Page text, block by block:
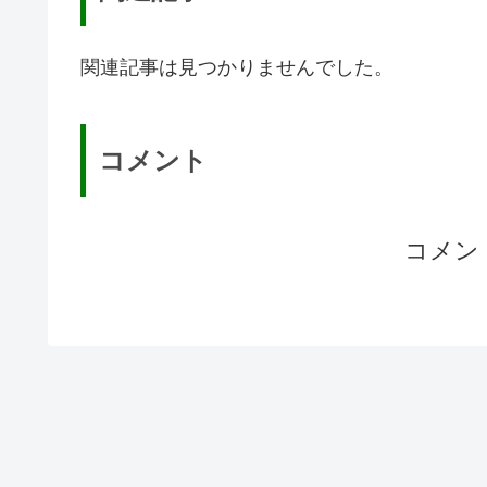
関連記事は見つかりませんでした。
コメント
コメン